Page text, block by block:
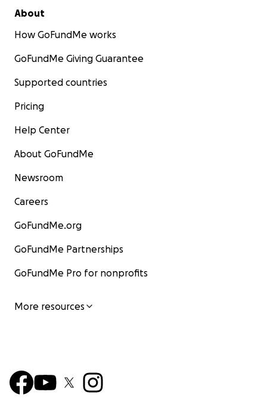
About
How GoFundMe works
GoFundMe Giving Guarantee
Supported countries
Pricing
Help Center
About GoFundMe
Newsroom
Careers
GoFundMe.org
GoFundMe Partnerships
GoFundMe Pro for nonprofits
More resources